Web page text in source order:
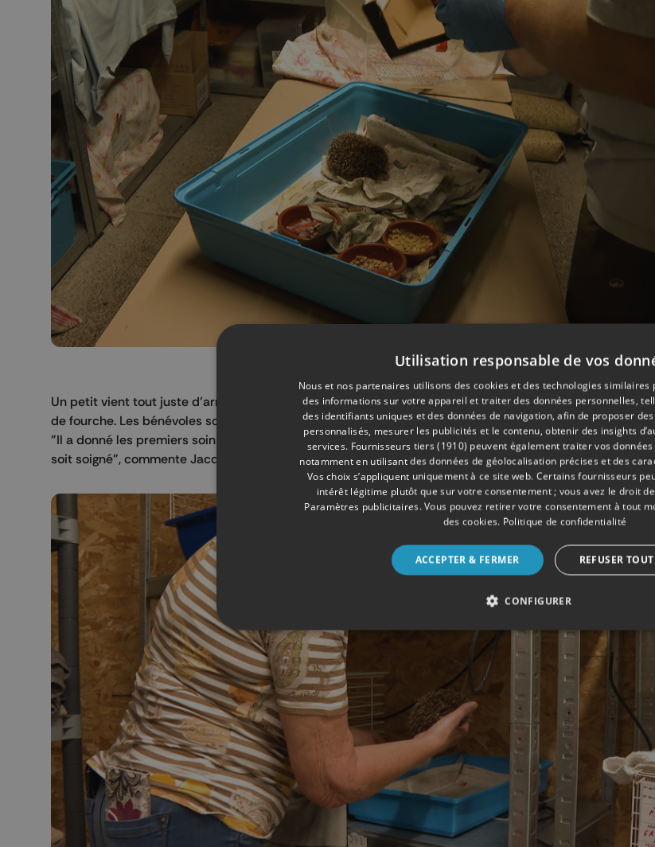
Un petit vient tout juste d’arriver ce matin au centre. Il était infesté d’asticots suite à une blessure
de fourche. Les bénévoles sont au petits soins.
"Il a donné les premiers soins. On va lui donner à manger, la mettre sous bouillotte pour qu'il aille un
soit soigné", commente Jacqueline Delcourt, bénévole.
Utilisation responsable de vos
Nous et nos partenaires utilisons des cookies et des technologies similaires
des informations sur votre appareil et traiter des données personnelles,
des identifiants uniques et des données de navigation, afin de proposer
personnalisés, mesurer les publicités et le contenu, obtenir des insights
services. Fournisseurs tiers (1910) peuvent également traiter vos données
notamment en utilisant des données de géolocalisation précises et des
Vos choix s’appliquent uniquement à ce site web. Certains fournisseurs
intérêt légitime plutôt que sur votre consentement ; vous avez le droit
Paramètres publicitaires. Vous pouvez retirer votre consentement à tout
des cookies. Politique de confidentialité
ACCEPTER & FERMER REFUSER TOUT
CONFIGURER